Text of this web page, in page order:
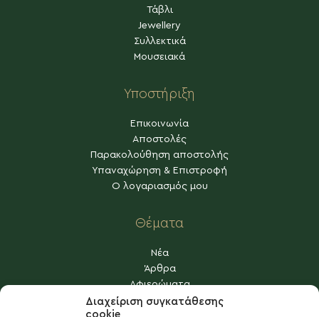
Διαχείριση συγκατάθεσης
cookie
Τάβλι
Jewellery
Συλλεκτικά
Μουσειακά
Υποστήριξη
Επικοινωνία
Αποστολές
Παρακολούθηση αποστολής
Υπαναχώρηση & Επιστροφή
Ο λογαριασμός μου
Θέματα
Νέα
Άρθρα
Αφιερώματα
Η Κέρκυρα